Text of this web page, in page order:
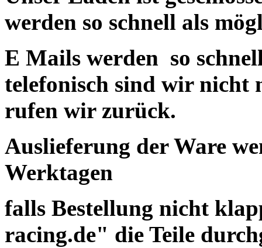
werden so schnell als
E Mails werden so
telefonisch sind wir nicht
rufen wir zurück.
Auslieferung der Ware
Werktagen
falls Bestellung nicht
racing.de" die Teile